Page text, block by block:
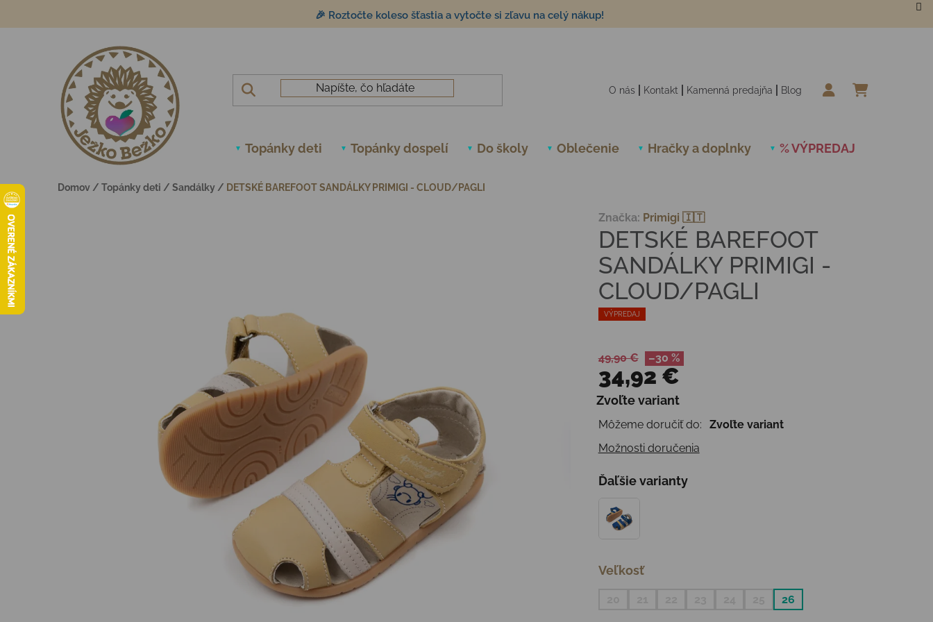
🎉 Roztočte koleso šťastia a vytočte si zľavu na celý nákup!
O nás Kontakt Kamenná predajňa Blog
Topánky deti Topánky dospelí Do školy Oblečenie Hračky a doplnky % VÝPREDAJ
Domov / Topánky deti / Sandálky / DETSKÉ BAREFOOT SANDÁLKY PRIMIGI - CLOUD/PAGLI
VÝPREDAJ
DETSKÉ BAREFOOT
SANDÁLKY PRIMIGI -
CLOUD/PAGLI
Značka: Primigi 🇮🇹
49,90 € –30 %
34,92 €
Jednotková cena:
Zvoľte variant
Môžeme doručiť do:
Zvoľte variant
Možnosti doručenia
Ďaľšie varianty
Veľkosť
26